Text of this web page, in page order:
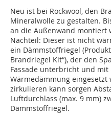
Neu ist bei Rockwool, den
Mineralwolle zu gestalten.
an die Außenwand montiert
Nachteil: Dieser ist nicht
ein Dämmstoffriegel
Brandriegel Kit“), der den
Fassade unterbricht und
Wärmedämmung
zirkulieren kann sorgen
Luftdurchlass (max. 9 mm)
Dämmstoffriegel.